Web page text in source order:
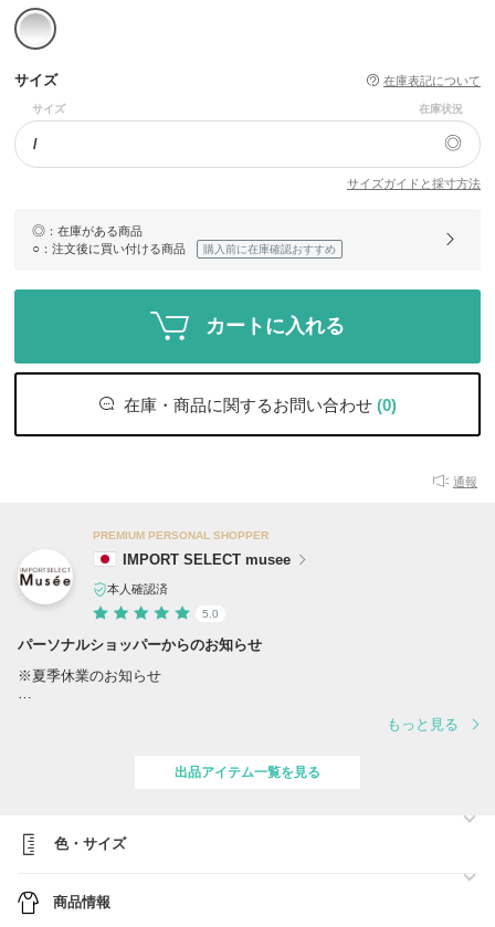
サイズ 在庫表記について
サイズ 在庫状況
/ ◎
サイズガイドと採寸方法
◎ ：在庫がある商品
○ ：注文後に買い付ける商品 購入前に在庫確認おすすめ
カートに入れる
在庫・商品に関するお問い合わせ (0)
通報
PREMIUM PERSONAL SHOPPER
IMPORT SELECT musee
本人確認済
5.0
パーソナルショッパーからのお知らせ
※夏季休業のお知らせ
・休業日 8/8(土)、8/9(日)、11(火)、13(木)、14(金)、15(土)、16(日)
ご注文確定日時順に、準備ができ次第、順次最短着にてご対応をさせて
いただきます。
もっと見る
出品アイテム一覧を見る
色・サイズ
商品情報